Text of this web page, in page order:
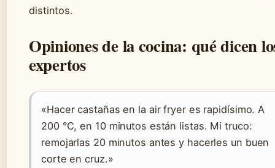
distintos.
Opiniones de la cocina: qué dicen
expertos
«Hacer castañas en la air fryer es rapidísimo. A
200 °C, en 10 minutos están listas. Mi truco:
remojarlas 20 minutos antes y hacerles un buen
corte en cruz.»